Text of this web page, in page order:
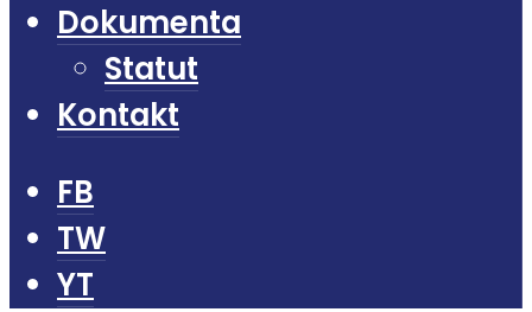
Dokumenta
Statut
Kontakt
FB
TW
YT